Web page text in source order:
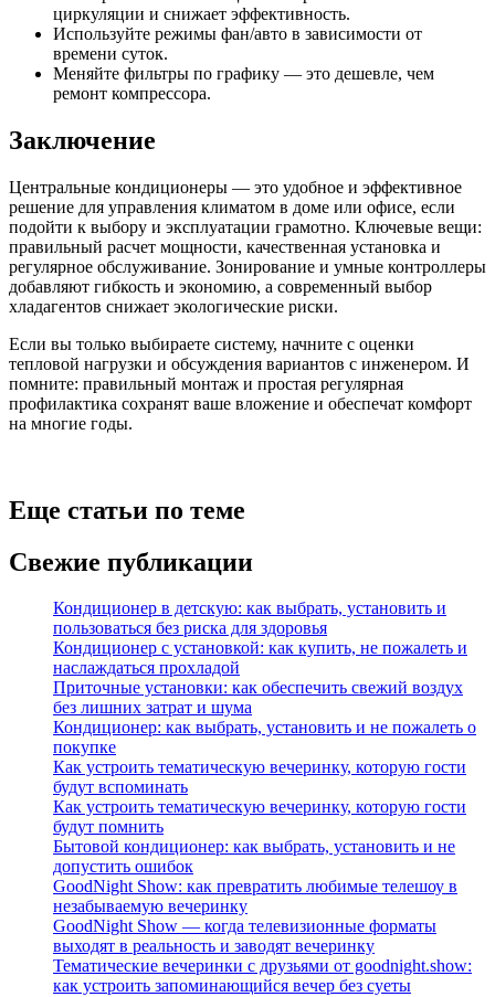
циркуляции и снижает эффективность.
Используйте режимы фан/авто в зависимости от
времени суток.
Меняйте фильтры по графику — это дешевле, чем
ремонт компрессора.
Заключение
Центральные кондиционеры — это удобное и эффективное
решение для управления климатом в доме или офисе, если
подойти к выбору и эксплуатации грамотно. Ключевые вещи:
правильный расчет мощности, качественная установка и
регулярное обслуживание. Зонирование и умные контроллеры
добавляют гибкость и экономию, а современный выбор
хладагентов снижает экологические риски.
Если вы только выбираете систему, начните с оценки
тепловой нагрузки и обсуждения вариантов с инженером. И
помните: правильный монтаж и простая регулярная
профилактика сохранят ваше вложение и обеспечат комфорт
на многие годы.
Еще статьи по теме
Свежие публикации
Кондиционер в детскую: как выбрать, установить и
пользоваться без риска для здоровья
Кондиционер с установкой: как купить, не пожалеть и
наслаждаться прохладой
Приточные установки: как обеспечить свежий воздух
без лишних затрат и шума
Кондиционер: как выбрать, установить и не пожалеть о
покупке
Как устроить тематическую вечеринку, которую гости
будут вспоминать
Как устроить тематическую вечеринку, которую гости
будут помнить
Бытовой кондиционер: как выбрать, установить и не
допустить ошибок
GoodNight Show: как превратить любимые телешоу в
незабываемую вечеринку
GoodNight Show — когда телевизионные форматы
выходят в реальность и заводят вечеринку
Тематические вечеринки с друзьями от goodnight.show:
как устроить запоминающийся вечер без суеты